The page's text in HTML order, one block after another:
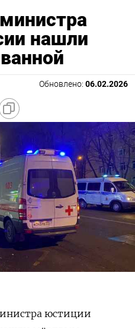
нашли
Обновлено: 06.02.2026
юстиции